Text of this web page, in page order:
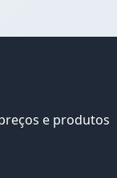
e produtos